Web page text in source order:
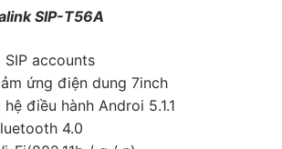
SIP-T56A
SIP accounts
ứng điện dung 7inch
điều hành Androi 5.1.1
4.0